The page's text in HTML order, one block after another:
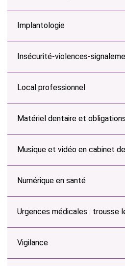
Implantologie
Insécurité-violences-
Local professionnel
Matériel dentaire et obligations
Musique et vidéo en cabinet
Numérique en santé
Urgences médicales : trousse
Vigilance